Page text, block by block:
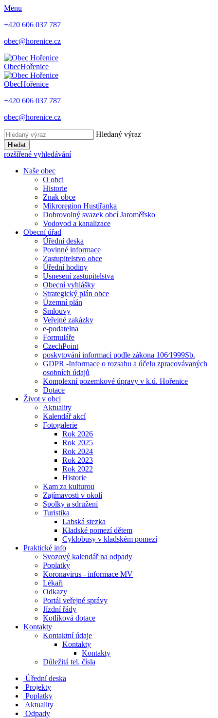
Menu
+420 606 037 787
obec@horenice.cz
ObecHořenice
ObecHořenice
+420 606 037 787
obec@horenice.cz
Hledaný výraz
Hledat
rozšířené vyhledávání
Naše obec
O obci
Historie
Znak obce
Mikroregion Hustířanka
Dobrovolný svazek obcí Jaroměřsko
Vodovod a kanalizace
Obecní úřad
Úřední deska
Povinné informace
Zastupitelstvo obce
Úřední hodiny
Usnesení zastupitelstva
Obecní vyhlášky
Strategický plán obce
Územní plán
Smlouvy
Veřejné zakázky
e-podatelna
Formuláře
CzechPoint
poskytování informací podle zákona 106⁄1999Sb.
GDPR -Informace o rozsahu a účelu zpracovávaných
osobních údajů
Komplexní pozemkové úpravy v k.ú. Hořenice
Dotace
Život v obci
Aktuality
Kalendář akcí
Fotogalerie
Rok 2026
Rok 2025
Rok 2024
Rok 2023
Rok 2022
Historie
Kam za kulturou
Zajímavosti v okolí
Spolky a sdružení
Turistika
Labská stezka
Kladské pomezí dětem
Cyklobusy v kladském pomezí
Praktické info
Svozový kalendář na odpady
Poplatky
Koronavirus - informace MV
Lékaři
Odkazy
Portál veřejné správy
Jízdní řády
Kotlíková dotace
Kontakty
Kontaktní údaje
Kontakty
Kontakty
Důležitá tel. čísla
Úřední deska
Projekty
Poplatky
Aktuality
Odpady